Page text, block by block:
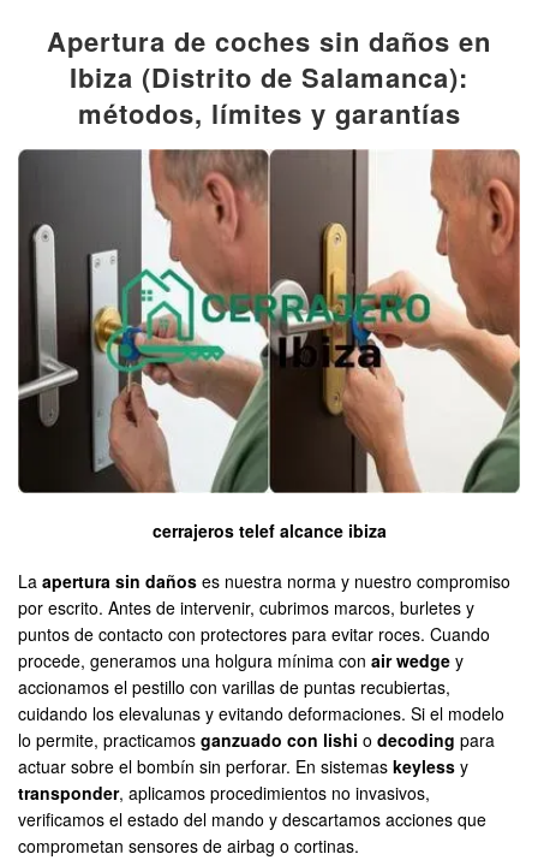
Apertura de coches sin daños en
Ibiza (Distrito de Salamanca):
métodos, límites y garantías
cerrajeros telef alcance ibiza
La apertura sin daños es nuestra norma y nuestro compromiso
por escrito. Antes de intervenir, cubrimos marcos, burletes y
puntos de contacto con protectores para evitar roces. Cuando
procede, generamos una holgura mínima con air wedge y
accionamos el pestillo con varillas de puntas recubiertas,
cuidando los elevalunas y evitando deformaciones. Si el modelo
lo permite, practicamos ganzuado con lishi o decoding para
actuar sobre el bombín sin perforar. En sistemas keyless y
transponder, aplicamos procedimientos no invasivos,
verificamos el estado del mando y descartamos acciones que
comprometan sensores de airbag o cortinas.